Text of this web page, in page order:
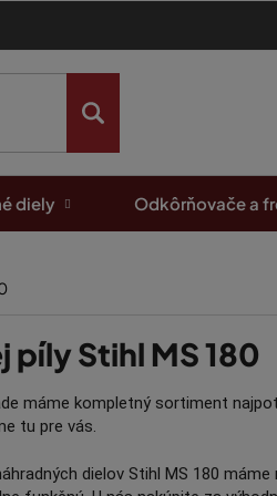
diely Odkôrňovače a
Stihl MS 180
máme kompletný sortiment
tu pre vás.
dielov Stihl MS 180